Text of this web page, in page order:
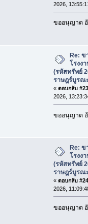
2026,
ขออนุญาต
Re: ข
โรงง
(รหัสทรัพย์
ราษฎร์บูรณ
« ตอบกลับ
2026,
ขออนุญาต
Re: ข
โรงง
(รหัสทรัพย์
ราษฎร์บูรณ
« ตอบกลับ
2026,
ขออนุญาต